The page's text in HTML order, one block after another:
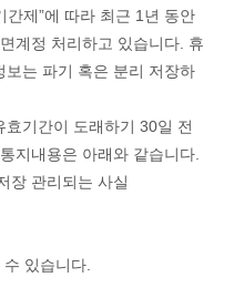
제”에 따라 최근 1년 동안
계정 처리하고 있습니다. 휴
는 파기 혹은 분리 저장하
기간이 도래하기 30일 전
지내용은 아래와 같습니다.
장 관리되는 사실
있습니다.